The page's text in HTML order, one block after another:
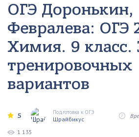
ОГЭ Доронькин,
Февралева: ОГЭ
Химия. 9 класс.
тренировочных
вариантов
5 Подготовка к ОГЭ
Шрайбикус
1 135